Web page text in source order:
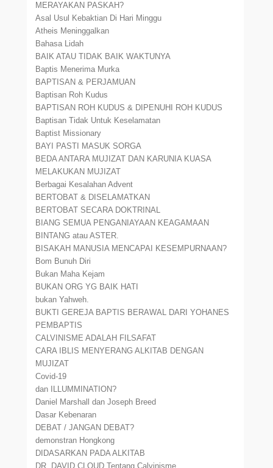
MERAYAKAN PASKAH?
Asal Usul Kebaktian Di Hari Minggu
Atheis Meninggalkan
Bahasa Lidah
BAIK ATAU TIDAK BAIK WAKTUNYA
Baptis Menerima Murka
BAPTISAN & PERJAMUAN
Baptisan Roh Kudus
BAPTISAN ROH KUDUS & DIPENUHI ROH KUDUS
Baptisan Tidak Untuk Keselamatan
Baptist Missionary
BAYI PASTI MASUK SORGA
BEDA ANTARA MUJIZAT DAN KARUNIA KUASA
MELAKUKAN MUJIZAT
Berbagai Kesalahan Advent
BERTOBAT & DISELAMATKAN
BERTOBAT SECARA DOKTRINAL
BIANG SEMUA PENGANIAYAAN KEAGAMAAN
BINTANG atau ASTER.
BISAKAH MANUSIA MENCAPAI KESEMPURNAAN?
Bom Bunuh Diri
Bukan Maha Kejam
BUKAN ORG YG BAIK HATI
bukan Yahweh.
BUKTI GEREJA BAPTIS BERAWAL DARI YOHANES
PEMBAPTIS
CALVINISME ADALAH FILSAFAT
CARA IBLIS MENYERANG ALKITAB DENGAN
MUJIZAT
Covid-19
dan ILLUMMINATION?
Daniel Marshall dan Joseph Breed
Dasar Kebenaran
DEBAT / JANGAN DEBAT?
demonstran Hongkong
DIDASARKAN PADA ALKITAB
DR. DAVID CLOUD Tentang Calvinisme